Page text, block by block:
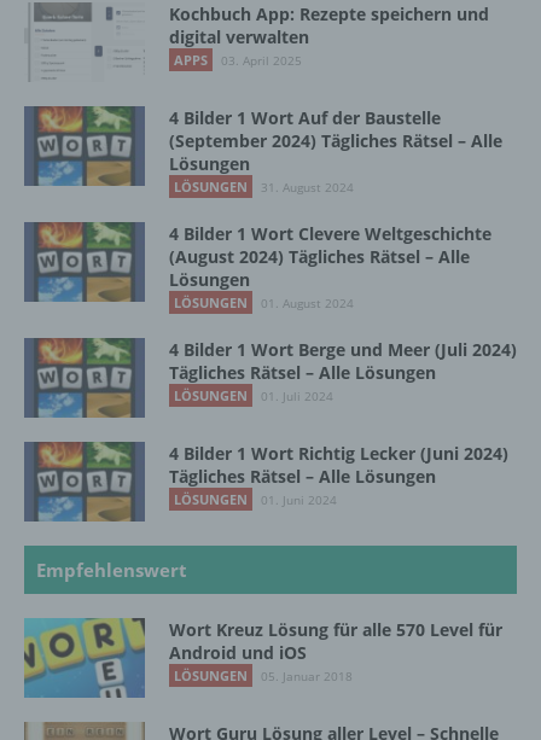
Kochbuch App: Rezepte speichern und
digital verwalten
APPS 03. April 2025
4 Bilder 1 Wort Auf der Baustelle
(September 2024) Tägliches Rätsel – Alle
Lösungen
LÖSUNGEN 31. August 2024
4 Bilder 1 Wort Clevere Weltgeschichte
(August 2024) Tägliches Rätsel – Alle
Lösungen
LÖSUNGEN 01. August 2024
4 Bilder 1 Wort Berge und Meer (Juli 2024)
Tägliches Rätsel – Alle Lösungen
LÖSUNGEN 01. Juli 2024
4 Bilder 1 Wort Richtig Lecker (Juni 2024)
Tägliches Rätsel – Alle Lösungen
LÖSUNGEN 01. Juni 2024
Empfehlenswert
Wort Kreuz Lösung für alle 570 Level für
Android und iOS
LÖSUNGEN 05. Januar 2018
Wort Guru Lösung aller Level – Schnelle
Verantwortlicher oder für die Verarbeitung
Verantwortlicher ist die natürliche oder
juristische Person, Behörde, Einrichtung
gemeinsam mit anderen über die Zwecke
und Mittel der Verarbeitung von
personenbezogenen Daten entscheidet.
Sind die Zwecke und Mittel dieser
das Recht der Mitgliedstaaten vorgegeben,
so kann der Verantwortliche
beziehungsweise können die bestimmten
Kriterien seiner Benennung nach dem
Unionsrecht oder dem Recht der
Mitgliedstaaten vorgesehen werden.
h) Auftragsverarbeiter
Auftragsverarbeiter ist eine natürliche oder
juristische Person, Behörde, Einrichtung
oder andere Stelle, die personenbezogene
Daten im Auftrag des Verantwortlichen
verarbeitet.
i) Empfänger
Empfänger ist eine natürliche oder juristische